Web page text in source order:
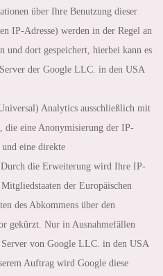
über Ihre Benutzung dieser
IP-Adresse) werden in der Regel an
und dort gespeichert, hierbei kann es
der Google LLC. in den USA
Analytics ausschließlich mit
die eine Anonymisierung der IP-
eine direkte
Durch die Erweiterung wird Ihre IP-
der Europäischen
des Abkommens über den
gekürzt. Nur in Ausnahmefällen
von Google LLC. in den USA
Auftrag wird Google diese